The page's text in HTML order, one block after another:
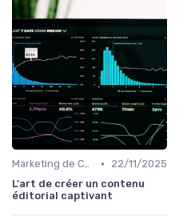
Marketing de Contenu •
22/11/2025
L'art de créer un contenu
éditorial captivant